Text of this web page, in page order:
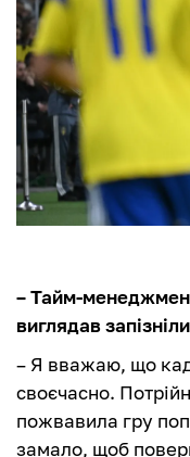
– Тайм-
виглядав
– Я вважаю, що
своєчасно.
пожвавила гру
замало, щоб